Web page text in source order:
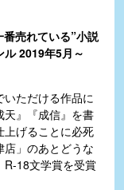
売れている”小説
2019年5月～
ただける作品に
天』『成信』を書
上げることに必死
」のあとどうな
R-18文学賞を受賞